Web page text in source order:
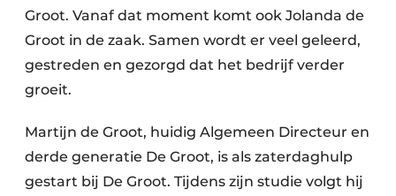
Groot. Vanaf dat moment komt ook Jolanda de
Groot in de zaak. Samen wordt er veel geleerd,
gestreden en gezorgd dat het bedrijf verder
groeit.
Martijn de Groot, huidig Algemeen Directeur en
derde generatie De Groot, is als zaterdaghulp
gestart bij De Groot. Tijdens zijn studie volgt hij